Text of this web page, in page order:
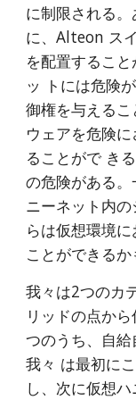
に制限される
に、Alteon ス
を配置するこ
ッ トには危険
御権を与える
ウェアを危険
ることがで き
の危険がある
ニーネット内
らは仮想環境
ことができるか
我々は2つのカ
リッドの点か
つのうち、自給
我々 は最初に
し、次に仮想